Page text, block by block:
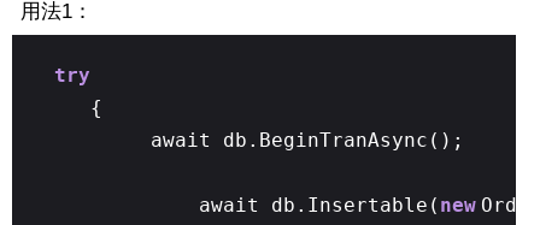
用法1：
try
{
await db.BeginTranAsync();
await db.Insertable( new